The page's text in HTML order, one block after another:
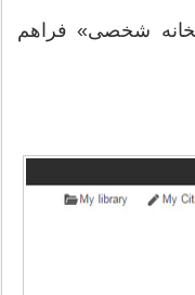
شخصی» فراهم